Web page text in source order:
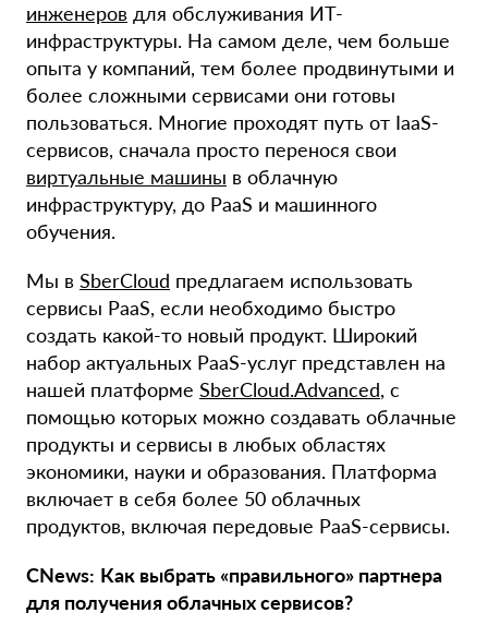
инженеров для обслуживания ИТ-
инфраструктуры. На самом деле, чем больше
опыта у компаний, тем более продвинутыми и
более сложными сервисами они готовы
пользоваться. Многие проходят путь от IaaS-
сервисов, сначала просто перенося свои
виртуальные машины в облачную
инфраструктуру, до PaaS и машинного
обучения.
Мы в SberCloud предлагаем использовать
сервисы PaaS, если необходимо быстро
создать какой-то новый продукт. Широкий
набор актуальных PaaS-услуг представлен на
нашей платформе SberCloud.Advanced, с
помощью которых можно создавать облачные
продукты и сервисы в любых областях
экономики, науки и образования. Платформа
включает в себя более 50 облачных
продуктов, включая передовые PaaS-сервисы.
CNews: Как выбрать «правильного» партнера
для получения облачных сервисов?